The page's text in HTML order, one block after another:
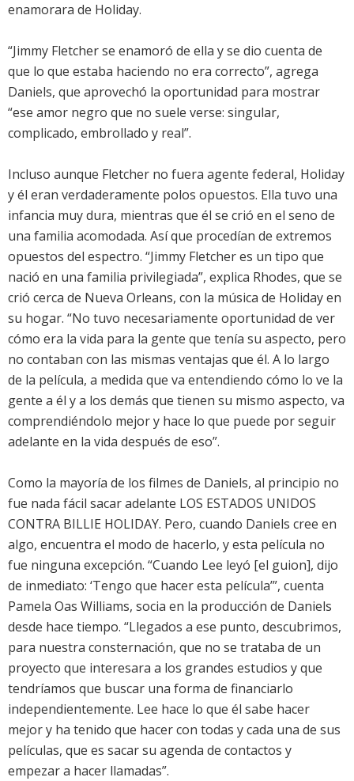
enamorara de Holiday.
“Jimmy Fletcher se enamoró de ella y se dio cuenta de
que lo que estaba haciendo no era correcto”, agrega
Daniels, que aprovechó la oportunidad para mostrar
“ese amor negro que no suele verse: singular,
complicado, embrollado y real”.
Incluso aunque Fletcher no fuera agente federal, Holiday
y él eran verdaderamente polos opuestos. Ella tuvo una
infancia muy dura, mientras que él se crió en el seno de
una familia acomodada. Así que procedían de extremos
opuestos del espectro. “Jimmy Fletcher es un tipo que
nació en una familia privilegiada”, explica Rhodes, que se
crió cerca de Nueva Orleans, con la música de Holiday en
su hogar. “No tuvo necesariamente oportunidad de ver
cómo era la vida para la gente que tenía su aspecto, pero
no contaban con las mismas ventajas que él. A lo largo
de la película, a medida que va entendiendo cómo lo ve la
gente a él y a los demás que tienen su mismo aspecto, va
comprendiéndolo mejor y hace lo que puede por seguir
adelante en la vida después de eso”.
Como la mayoría de los filmes de Daniels, al principio no
fue nada fácil sacar adelante LOS ESTADOS UNIDOS
CONTRA BILLIE HOLIDAY. Pero, cuando Daniels cree en
algo, encuentra el modo de hacerlo, y esta película no
fue ninguna excepción. “Cuando Lee leyó [el guion], dijo
de inmediato: ‘Tengo que hacer esta película’”, cuenta
Pamela Oas Williams, socia en la producción de Daniels
desde hace tiempo. “Llegados a ese punto, descubrimos,
para nuestra consternación, que no se trataba de un
proyecto que interesara a los grandes estudios y que
tendríamos que buscar una forma de financiarlo
independientemente. Lee hace lo que él sabe hacer
mejor y ha tenido que hacer con todas y cada una de sus
películas, que es sacar su agenda de contactos y
empezar a hacer llamadas”.